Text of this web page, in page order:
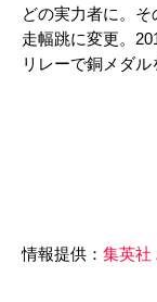
どの実力者に。
走幅跳に変更。
リレーで銅メダル
情報提供： 集英社